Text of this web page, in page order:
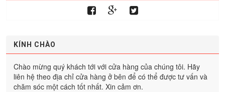
KÍNH CHÀO
Chào mừng quý khách tới với cửa hàng của chúng tôi. Hãy
liên hệ theo địa chỉ cửa hàng ở bên để có thể được tư vấn và
chăm sóc một cách tốt nhất. Xin cảm ơn.